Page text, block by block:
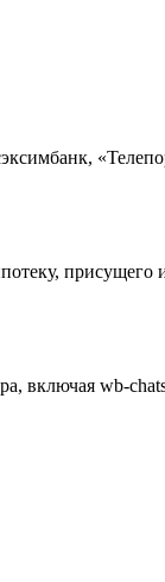
присущего
включая wb-